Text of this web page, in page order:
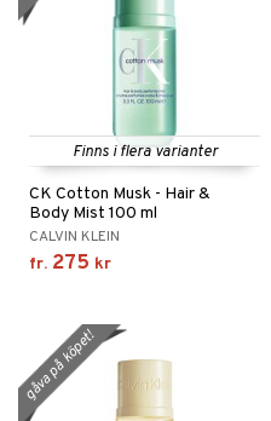
Finns i flera varianter
CK Cotton Musk - Hair &
Body Mist 100 ml
CALVIN KLEIN
fr. 275 kr
gåva på köpet!